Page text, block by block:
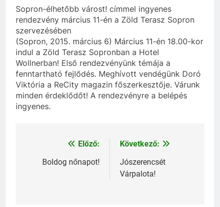
Sopron-élhetőbb várost! címmel ingyenes
rendezvény március 11-én a Zöld Terasz Sopron
szervezésében
(Sopron, 2015. március 6) Március 11-én 18.00-kor
indul a Zöld Terasz Sopronban a Hotel
Wollnerban! Első rendezvényünk témája a
fenntartható fejlődés. Meghívott vendégünk Doró
Viktória a ReCity magazin főszerkesztője. Várunk
minden érdeklődőt! A rendezvényre a belépés
ingyenes.
Bejegyzés
navigáció
Előző:
Boldog nőnapot!
Következő:
Jószerencsét
Várpalota!